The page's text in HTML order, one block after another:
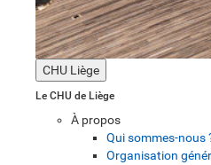
CHU Liège
Le CHU de Liège
À propos
Qui sommes-nous
Organisation